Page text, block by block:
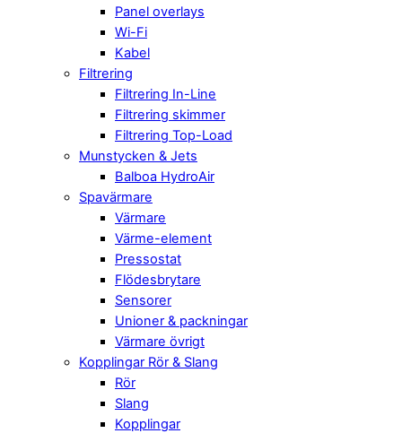
Panel overlays
Wi-Fi
Kabel
Filtrering
Filtrering In-Line
Filtrering skimmer
Filtrering Top-Load
Munstycken & Jets
Balboa HydroAir
Spavärmare
Värmare
Värme-element
Pressostat
Flödesbrytare
Sensorer
Unioner & packningar
Värmare övrigt
Kopplingar Rör & Slang
Rör
Slang
Kopplingar